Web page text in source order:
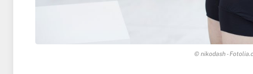
© nikodash -